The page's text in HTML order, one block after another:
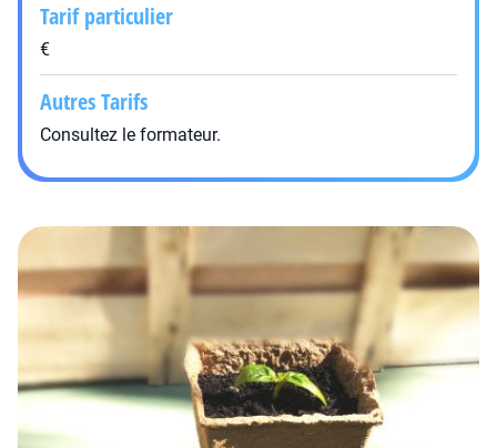
Tarif particulier
€
Autres Tarifs
Consultez le formateur.